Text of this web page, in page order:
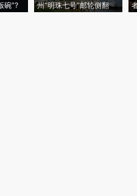
碗”?
州“明珠七号”邮轮侧翻